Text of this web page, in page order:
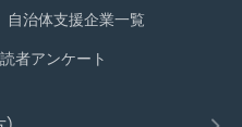
自治体支援企業一覧
読者アンケート